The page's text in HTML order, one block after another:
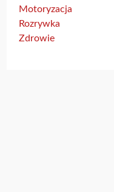
Motoryzacja
Rozrywka
Zdrowie